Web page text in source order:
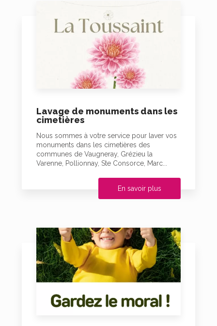
Lavage de monuments dans les
cimetières
Nous sommes à votre service pour laver vos
monuments dans les cimetières des
communes de Vaugneray, Grézieu la
Varenne, Pollionnay, Ste Consorce, Marc...
En savoir plus